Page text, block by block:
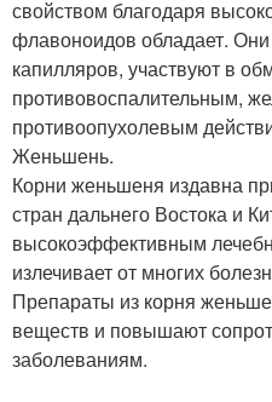
свойством благодаря
флавоноидов обладает. Они
капилляров, участвуют в
противовоспалительным,
противоопухолевым
Женьшень.
Корни женьшеня издавна
стран дальнего Востока и
высокоэффективным
излечивает от многих
Препараты из корня
веществ и повышают
заболеваниям.